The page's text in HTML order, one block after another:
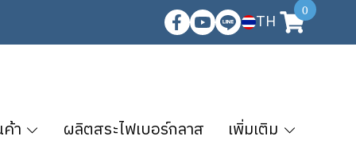
TH
0
า ผลิตสระไฟเบอร์กลาส เพิ่มเติม